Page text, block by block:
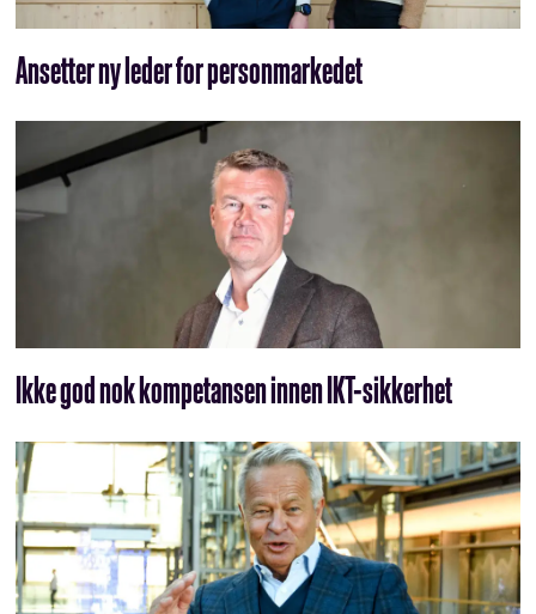
Ansetter ny leder for personmarkedet
Ikke god nok kompetansen innen IKT-sikkerhet